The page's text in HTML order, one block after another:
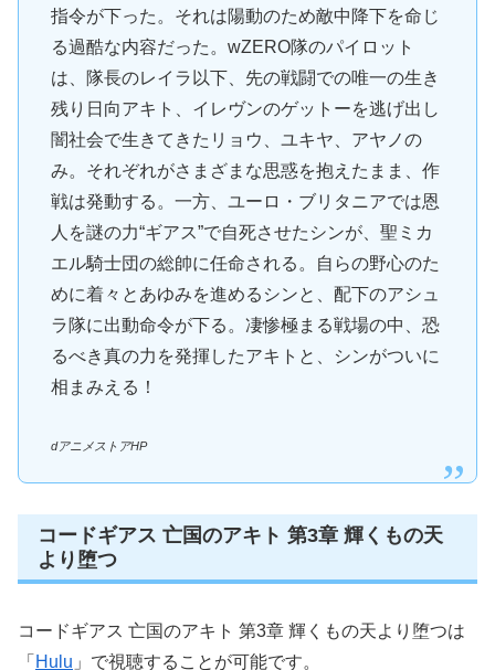
指令が下った。それは陽動のため敵中降下を命じ
る過酷な内容だった。wZERO隊のパイロット
は、隊長のレイラ以下、先の戦闘での唯一の生き
残り日向アキト、イレヴンのゲットーを逃げ出し
闇社会で生きてきたリョウ、ユキヤ、アヤノの
み。それぞれがさまざまな思惑を抱えたまま、作
戦は発動する。一方、ユーロ・ブリタニアでは恩
人を謎の力“ギアス”で自死させたシンが、聖ミカ
エル騎士団の総帥に任命される。自らの野心のた
めに着々とあゆみを進めるシンと、配下のアシュ
ラ隊に出動命令が下る。凄惨極まる戦場の中、恐
るべき真の力を発揮したアキトと、シンがついに
相まみえる！
dアニメストアHP
コードギアス 亡国のアキト 第3章 輝くもの天
より堕つ
コードギアス 亡国のアキト 第3章 輝くもの天より堕つは
「 Hulu 」で視聴することが可能です。